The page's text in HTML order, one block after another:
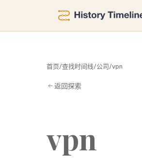
首页/查找时间线/公司/vpn
返回探索
vpn